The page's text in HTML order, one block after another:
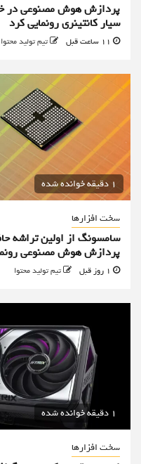
پردازش هوش مصنوعی در خط
سیار کانتینری رونمایی کرد
تیم تولید محتوا
1 دقیقه خوانده شده
سخت افزارها
پردازش هوش مصنوعی
تیم تولید محتوا
1 دقیقه خوانده شده
سخت افزارها